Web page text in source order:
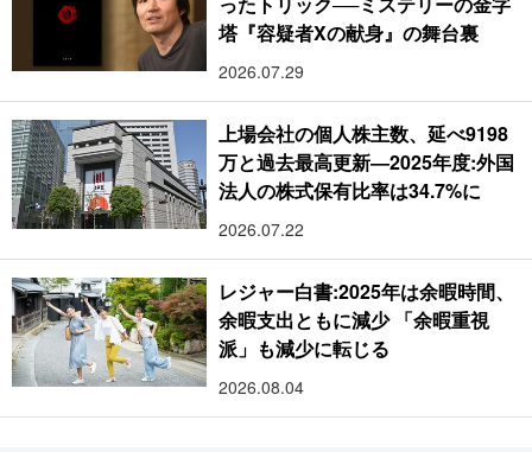
塔『容疑者Xの献身』の舞台裏
2026.07.29
上場会社の個人株主数、延べ9198
万と過去最高更新―2025年度:外国
法人の株式保有比率は34.7%に
2026.07.22
レジャー白書:2025年は余暇時間、
余暇支出ともに減少 「余暇重視
派」も減少に転じる
2026.08.04